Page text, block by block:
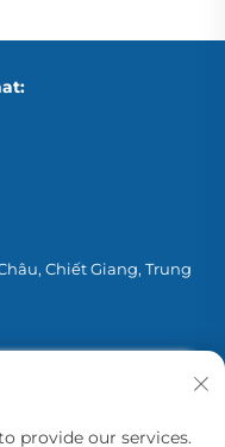
Chiết Giang, Trung
provide our services.